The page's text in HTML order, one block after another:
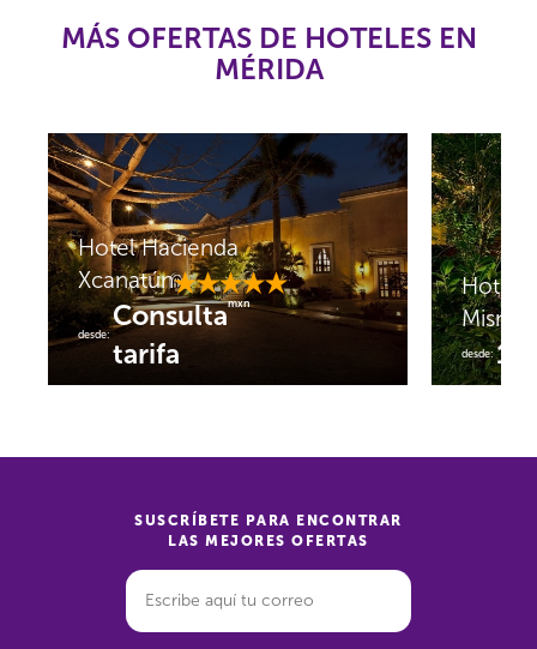
MÁS OFERTAS DE HOTELES EN
MÉRIDA
Hotel Hacienda
Xcanatún
desde:
Consulta
tarifa
mxn
Hotel
Misné
desde:
SUSCRÍBETE PARA ENCONTRAR
LAS MEJORES OFERTAS